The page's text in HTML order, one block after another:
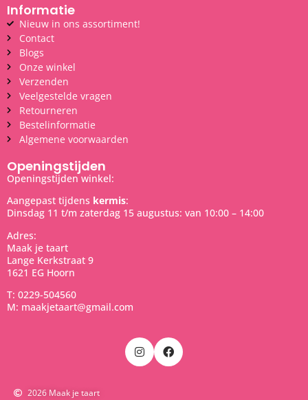
Informatie
Nieuw in ons assortiment!
Contact
Blogs
Onze winkel
Verzenden
Veelgestelde vragen
Retourneren
Bestelinformatie
Algemene voorwaarden
Openingstijden
Openingstijden winkel:
Aangepast tijdens kermis:
Dinsdag 11 t/m zaterdag 15 augustus: van 10:00 – 14:00
Adres:
Maak je taart
Lange Kerkstraat 9
1621 EG Hoorn
T: 0229-504560
M: maakjetaart@gmail.com
2026 Maak je taart